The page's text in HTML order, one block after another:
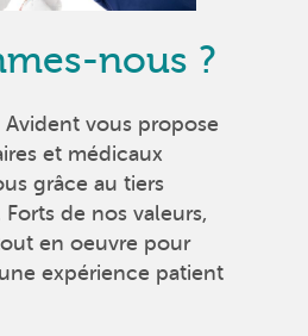
nous ?
Avident vous propose
et médicaux
grâce au tiers
de nos valeurs,
en oeuvre pour
expérience patient